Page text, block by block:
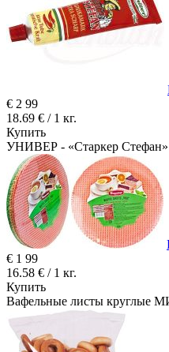
€ 2 99
18.69 € / 1 кг.
Купить
УНИВЕР - «Старкер Стефан»
€ 1 99
16.58 € / 1 кг.
Купить
Вафельные листы круглые